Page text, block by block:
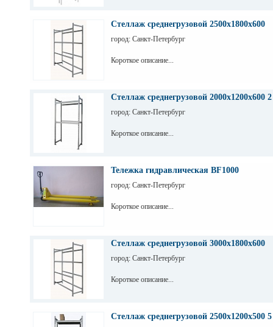
Стеллаж среднегрузовой 2500х1800х600
город: Санкт-Петербург
Короткое описание...
Стеллаж среднегрузовой 2000х1200х600
город: Санкт-Петербург
Короткое описание...
Тележка гидравлическая BF1000
город: Санкт-Петербург
Короткое описание...
Стеллаж среднегрузовой 3000х1800х600
город: Санкт-Петербург
Короткое описание...
Стеллаж среднегрузовой 2500х1200х500